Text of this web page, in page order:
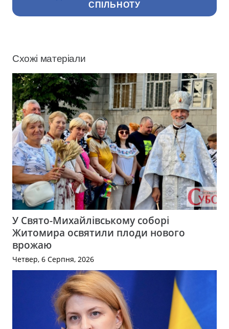
СПІЛЬНОТУ
Схожі матеріали
У Свято-Михайлівському соборі
Житомира освятили плоди нового
врожаю
Четвер, 6 Серпня, 2026